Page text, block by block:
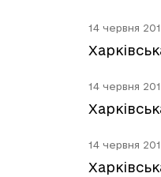
14 червня
14 червня
14 червня